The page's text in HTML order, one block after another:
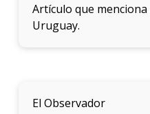
Artículo que menciona
Uruguay.
El Observador